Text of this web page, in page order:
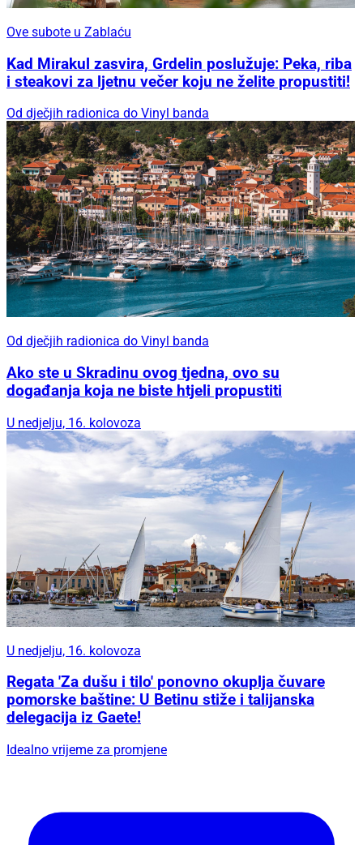
Ove subote u Zablaću
Kad Mirakul zasvira, Grdelin poslužuje: Peka, riba
i steakovi za ljetnu večer koju ne želite propustiti!
Od dječjih radionica do Vinyl banda
Od dječjih radionica do Vinyl banda
Ako ste u Skradinu ovog tjedna, ovo su
događanja koja ne biste htjeli propustiti
U nedjelju, 16. kolovoza
U nedjelju, 16. kolovoza
Regata 'Za dušu i tilo' ponovno okuplja čuvare
pomorske baštine: U Betinu stiže i talijanska
delegacija iz Gaete!
Idealno vrijeme za promjene